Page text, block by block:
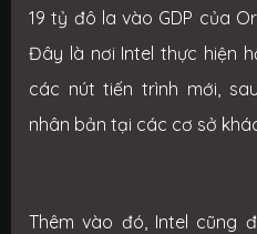
19 tỷ đô la vào GDP của
Đây là nơi Intel thực hiện
các nút tiến trình mới,
nhân bản tại các cơ sở
Thêm vào đó, Intel cũng